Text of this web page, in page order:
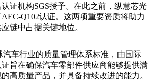
证机构SGS授予。在此之前，纵慧芯光
Q102认证。这两项重要资质将助力
链中占据关键地位。
汽车行业的质量管理体系标准，由国际
旨在确保汽车零部件供应商能够提供满
高质量产品，并具备持续改进的能力。